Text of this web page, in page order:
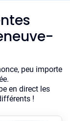
peu importe
en direct les
!